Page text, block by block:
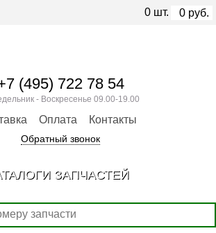
(495) 722 78 54
- Воскресенье 09.00-19.00
Оплата Контакты
Обратный звонок
0 шт. 0 руб.
ЗАПЧАСТЕЙ